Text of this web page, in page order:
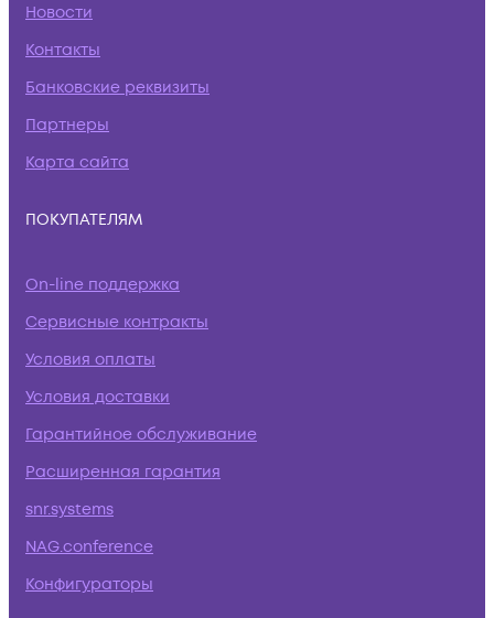
Новости
Контакты
Банковские реквизиты
Партнеры
Карта сайта
ПОКУПАТЕЛЯМ
On-line поддержка
Сервисные контракты
Условия оплаты
Условия доставки
Гарантийное обслуживание
Расширенная гарантия
snr.systems
NAG.conference
Конфигураторы